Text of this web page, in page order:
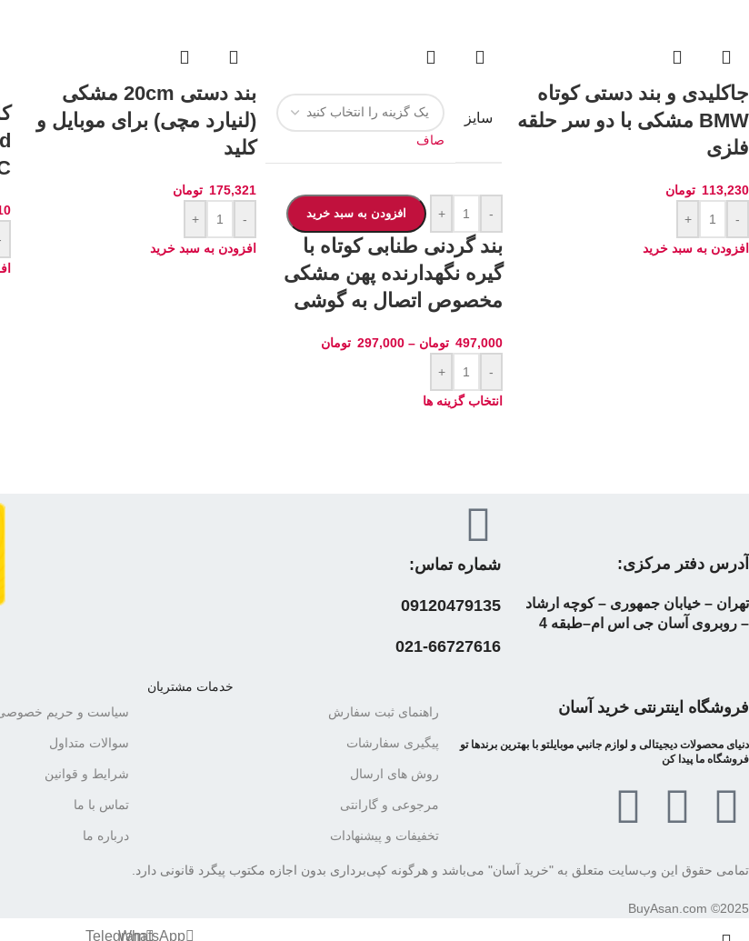
جاکلیدی و بند دستی کوتاه
BMW مشکی با دو سر حلقه
فلزی
113,230 تومان
-
+
افزودن به سبد خرید
سایز
صاف
-
+ افزودن به سبد خرید
بند گردنی طنابی کوتاه با
گیره نگهدارنده پهن مشکی
مخصوص اتصال به گوشی
497,000 تومان –
297,000 تومان
-
+
انتخاب گزینه ها
بند دستی 20cm مشکی
(لنیارد مچی) برای موبایل و
کلید
175,321 تومان
-
+
افزودن به سبد خرید
آدرس دفتر مرکزی:
تهران – خیابان جمهوری – کوچه ارشاد
– روبروی آسان جی اس ام–طبقه 4
شماره تماس:
09120479135
021-66727616
فروشگاه اینترنتی خرید آسان
دنیای محصولات دیجیتالی و لوازم جانبي موبایلتو با بهترین برندها تو
فروشگاه ما پیدا کن
خدمات مشتریان
راهنمای ثبت سفارش
پیگیری سفارشات
روش های ارسال
مرجوعی و گارانتی
تخفیفات و پیشنهادات
سیاست و حریم
سوالات متداول
شرایط و قوانین
تماس با ما
درباره ما
تمامی حقوق این وب‌سایت متعلق به "خرید آسان" می‌باشد و هرگونه کپی‌برداری بدون اجازه مکتوب پیگرد قانونی دارد.
BuyAsan.com ©2025
WhatsApp
Telegram